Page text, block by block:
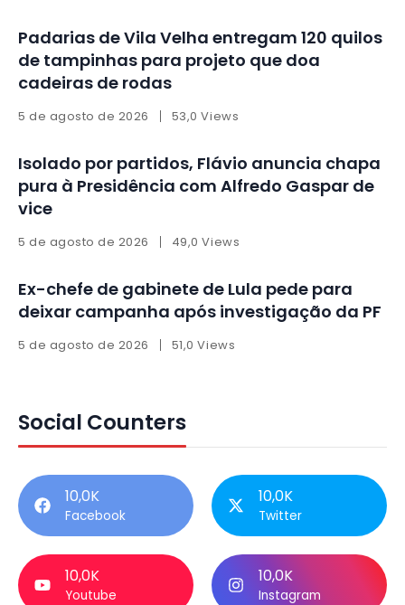
Padarias de Vila Velha entregam 120 quilos
de tampinhas para projeto que doa
cadeiras de rodas
5 de agosto de 2026 53,0 Views
Isolado por partidos, Flávio anuncia chapa
pura à Presidência com Alfredo Gaspar de
vice
5 de agosto de 2026 49,0 Views
Ex-chefe de gabinete de Lula pede para
deixar campanha após investigação da PF
5 de agosto de 2026 51,0 Views
Social Counters
10,0K
Facebook
10,0K
Twitter
10,0K
Youtube
10,0K
Instagram